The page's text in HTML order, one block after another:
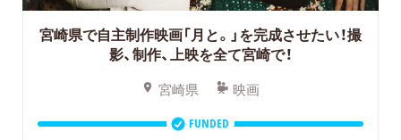
宮崎県で自主制作映画「月と。」を完成させたい！撮
影、制作、上映を全て宮崎で！
宮崎県 映画
FUNDED